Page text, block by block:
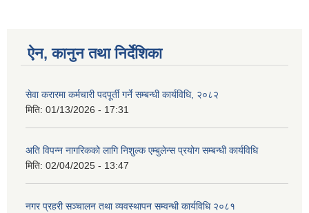
ऐन, कानुन तथा निर्देशिका
सेवा करारमा कर्मचारी पदपूर्ती गर्ने सम्बन्धी कार्यविधि, २०८२
मिति: 01/13/2026 - 17:31
अति विपन्न नागरिकको लागि निशुल्क एम्बुलेन्स प्रयोग सम्बन्धी कार्यविधि
मिति: 02/04/2025 - 13:47
नगर प्रहरी सञ्चालन तथा व्यवस्थापन सम्वन्धी कार्यविधि २०८१